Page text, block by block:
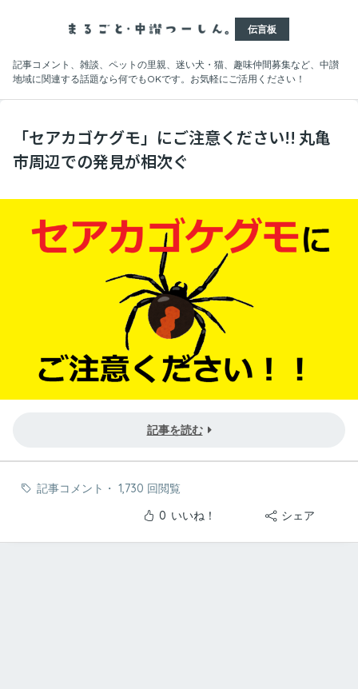
伝言板
記事コメント、雑談、ペットの里親、迷い犬・猫、趣味仲間募集など、中讃
地域に関連する話題なら何でもOKです。お気軽にご活用ください！
「セアカゴケグモ」にご注意ください!! 丸亀
市周辺での発見が相次ぐ
記事を読む
記事コメント ・ 1,730 回閲覧
シェア
0 いいね！